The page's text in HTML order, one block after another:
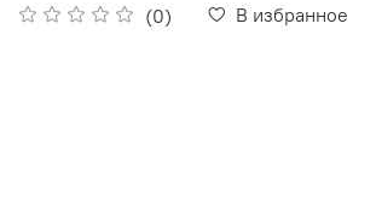
(0) В избранное